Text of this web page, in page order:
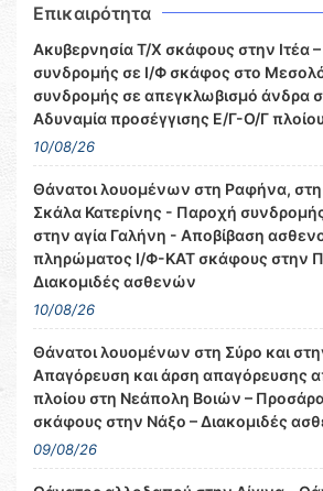
Επικαιρότητα
Ακυβερνησία Τ/Χ σκάφους στην Ιτέα
συνδρομής σε Ι/Φ σκάφος στο
συνδρομής σε απεγκλωβισμό άνδρα
Αδυναμία προσέγγισης Ε/Γ-Ο/Γ
10/08/26
Θάνατοι λουομένων στη Ραφήνα, στη
Σκάλα Κατερίνης - Παροχή
στην αγία Γαλήνη - Αποβίβαση
πληρώματος Ι/Φ-ΚΑΤ σκάφους στην
Διακομιδές ασθενών
10/08/26
Θάνατοι λουομένων στη Σύρο και
Απαγόρευση και άρση απαγόρευσης
πλοίου στη Νεάπολη Βοιών –
σκάφους στην Νάξο – Διακομιδές
09/08/26